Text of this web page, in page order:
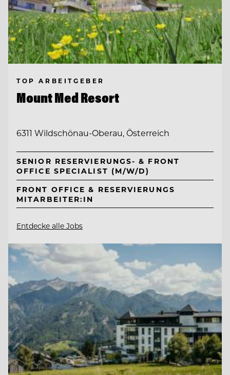
TOP ARBEITGEBER
Mount Med Resort
6311 Wildschönau-Oberau, Österreich
SENIOR RESERVIERUNGS- & FRONT
OFFICE SPECIALIST (M/W/D)
FRONT OFFICE & RESERVIERUNGS
MITARBEITER:IN
Entdecke alle Jobs